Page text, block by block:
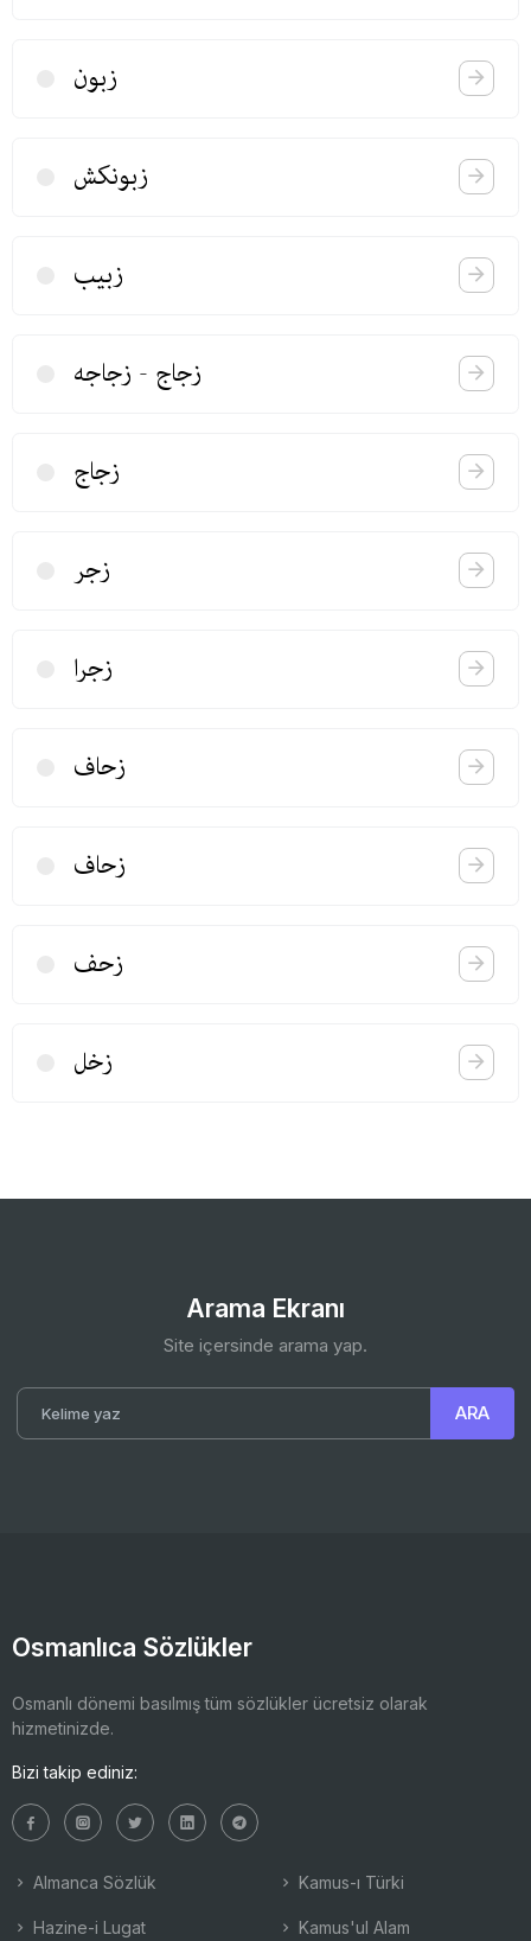
زبون
زبونكش
زبیب
زجاج - زجاجه
زجاج
زجر
زجرا
زحاف
زحاف
زحف
زخل
Arama Ekranı
Site içersinde arama yap.
Osmanlıca Sözlükler
Osmanlı dönemi basılmış tüm sözlükler ücretsiz olarak
hizmetinizde.
Bizi takip ediniz:
Almanca Sözlük
Hazine-i Lugat
Kamus-ı Türki
Kamus'ul Alam